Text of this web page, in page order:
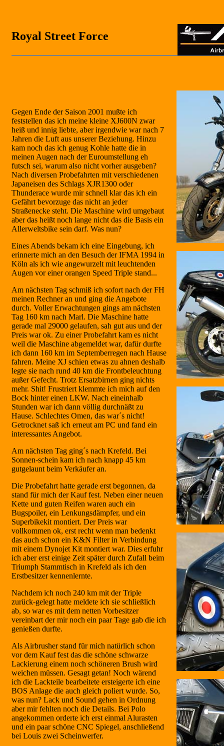
Royal Street Force
Gegen Ende der Saison 2001 mußte ich
feststellen das ich meine kleine XJ600N zwar
heiß und innig liebte, aber irgendwie war nach 7
Jahren die Luft aus unserer Beziehung. Hinzu
kam noch das ich genug Kohle hatte die in
meinen Augen nach der Euroumstellung eh
futsch sei, warum also nicht vorher ausgeben?
Nach diversen Probefahrten mit verschiedenen
Japaneisen des Schlags XJR1300 oder
Thunderace wurde mir schnell klar das ich ein
Gefährt bevorzuge das nicht an jeder
Straßenecke steht. Die Maschine wird umgebaut
aber das heißt noch lange nicht das die Basis ein
Allerweltsbike sein darf. Was nun?
Eines Abends bekam ich eine Eingebung, ich
erinnerte mich an den Besuch der IFMA 1994 in
Köln als ich wie angewurzelt mit leuchtenden
Augen vor einer orangen Speed Triple stand...
Am nächsten Tag schmiß ich sofort nach der FH
meinen Rechner an und ging die Angebote
durch. Voller Erwachtungen gings am nächsten
Tag 160 km nach Marl. Die Maschine hatte
gerade mal 29000 gelaufen, sah gut aus und der
Preis war ok. Zu einer Probefahrt kam es nicht
weil die Maschine abgemeldet war, dafür durfte
ich dann 160 km im Septemberregen nach Hause
fahren. Meine XJ schien etwas zu ahnen deshalb
legte sie nach rund 40 km die Frontbeleuchtung
außer Gefecht. Trotz Ersatzbirnen ging nichts
mehr. Shit! Frustriert klemmte ich mich auf den
Bock hinter einen LKW. Nach eineinhalb
Stunden war ich dann völlig durchnäßt zu
Hause. Schlechtes Omen, das war´s nicht!
Getrocknet saß ich erneut am PC und fand ein
interessantes Angebot.
Am nächsten Tag ging´s nach Krefeld. Bei
Sonnen-schein kam ich nach knapp 45 km
gutgelaunt beim Verkäufer an.
Die Probefahrt hatte gerade erst begonnen, da
stand für mich der Kauf fest. Neben einer neuen
Kette und guten Reifen waren auch ein
Bugspoiler, ein Lenkungsdämpfer, und ein
Superbikekit montiert. Der Preis war
vollkommen ok, erst recht wenn man bedenkt
das auch schon ein K&N Filter in Verbindung
mit einem Dynojet Kit montiert war. Dies erfuhr
ich aber erst einige Zeit später durch Zufall beim
Triumph Stammtisch in Krefeld als ich den
Erstbesitzer kennenlernte.
Nachdem ich noch 240 km mit der Triple
zurück-gelegt hatte meldete ich sie schließlich
ab, so war es mit dem netten Vorbesitzer
vereinbart der mir noch ein paar Tage gab die ich
genießen durfte.
Als Airbrusher stand für mich natürlich schon
vor dem Kauf fest das die schöne schwarze
Lackierung einem noch schöneren Brush wird
weichen müssen. Gesagt getan! Noch wärend
ich die Lackteile bearbeitete ersteigerte ich eine
BOS Anlage die auch gleich poliert wurde. So,
was nun? Lack und Sound gehen in Ordnung
aber mir fehlten noch die Details. Bei Polo
angekommen orderte ich erst einmal Alurasten
und ein paar schöne CNC Spiegel, anschließend
bei Louis zwei Scheinwerfer.